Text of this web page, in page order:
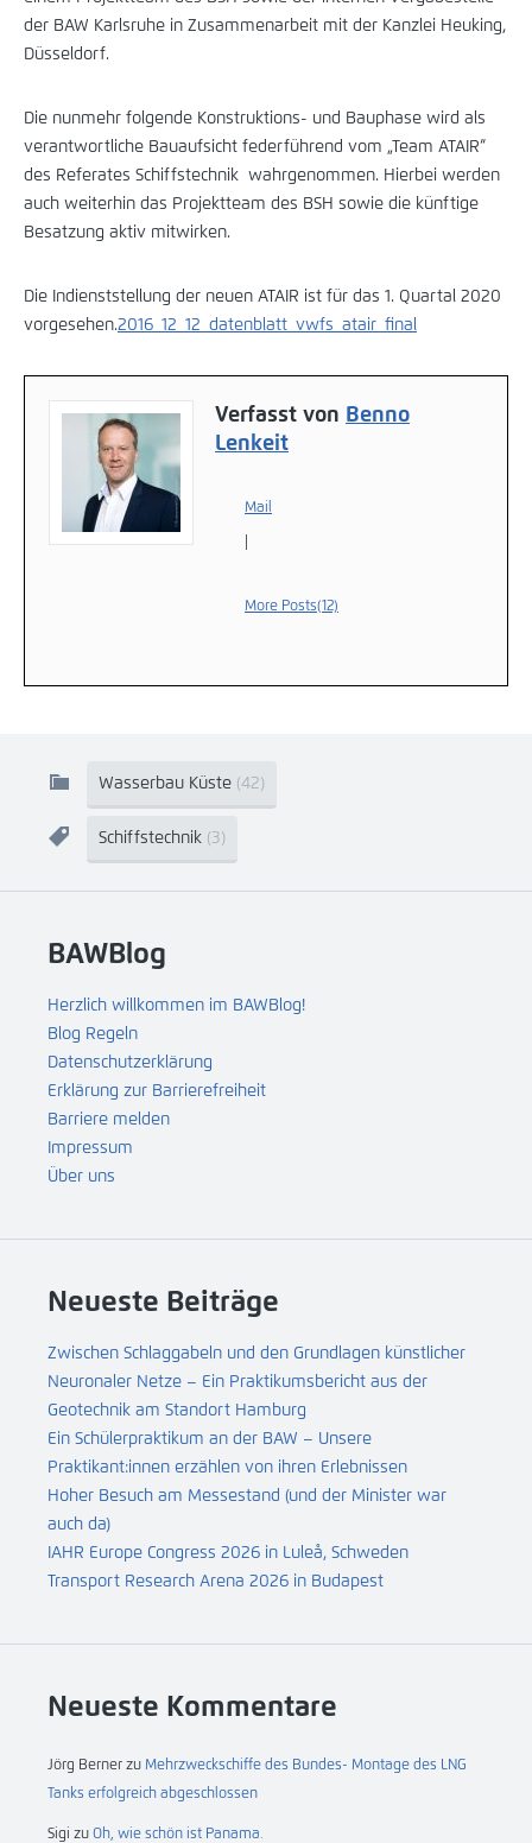
der BAW Karlsruhe in Zusammenarbeit mit der Kanzlei Heuking,
Düsseldorf.
Die nunmehr folgende Konstruktions- und Bauphase wird als
verantwortliche Bauaufsicht federführend vom „Team ATAIR“
des Referates Schiffstechnik wahrgenommen. Hierbei werden
auch weiterhin das Projektteam des BSH sowie die künftige
Besatzung aktiv mitwirken.
Die Indienststellung der neuen ATAIR ist für das 1. Quartal 2020
vorgesehen.2016_12_12_datenblatt_vwfs_atair_final
Verfasst von Benno
Lenkeit
Mail
More Posts(12)
Wasserbau Küste (42)
Schiffstechnik (3)
BAWBlog
Herzlich willkommen im BAWBlog!
Blog Regeln
Datenschutzerklärung
Erklärung zur Barrierefreiheit
Barriere melden
Impressum
Über uns
Neueste Beiträge
Zwischen Schlaggabeln und den Grundlagen künstlicher
Neuronaler Netze – Ein Praktikumsbericht aus der
Geotechnik am Standort Hamburg
Ein Schülerpraktikum an der BAW – Unsere
Praktikant:innen erzählen von ihren Erlebnissen
Hoher Besuch am Messestand (und der Minister war
auch da)
IAHR Europe Congress 2026 in Luleå, Schweden
Transport Research Arena 2026 in Budapest
Neueste Kommentare
Jörg Berner zu Mehrzweckschiffe des Bundes- Montage des LNG
Tanks erfolgreich abgeschlossen
Sigi zu Oh, wie schön ist Panama.